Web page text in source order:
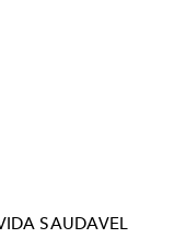
SAUDAVEL